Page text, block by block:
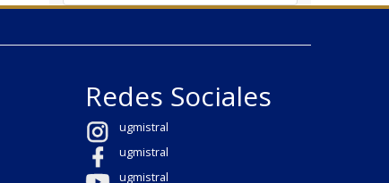
Redes Sociales
ugmistral
ugmistral
ugmistral